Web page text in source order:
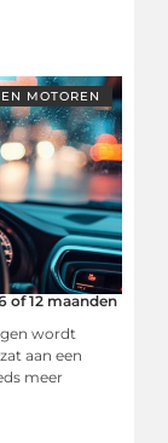
EN MOTOREN
of 12 maanden
wordt
aan een
meer